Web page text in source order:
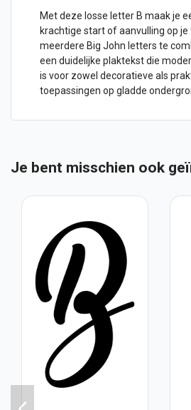
Met deze losse letter B maak je
krachtige start of aanvulling op je
meerdere Big John letters te
een duidelijke plaktekst die
is voor zowel decoratieve als
toepassingen op gladde
Je bent misschien ook